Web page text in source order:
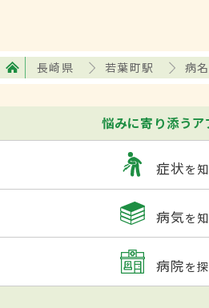
長崎県 若葉町駅 病
悩みに寄り添うア
症状を
病気を
病院を